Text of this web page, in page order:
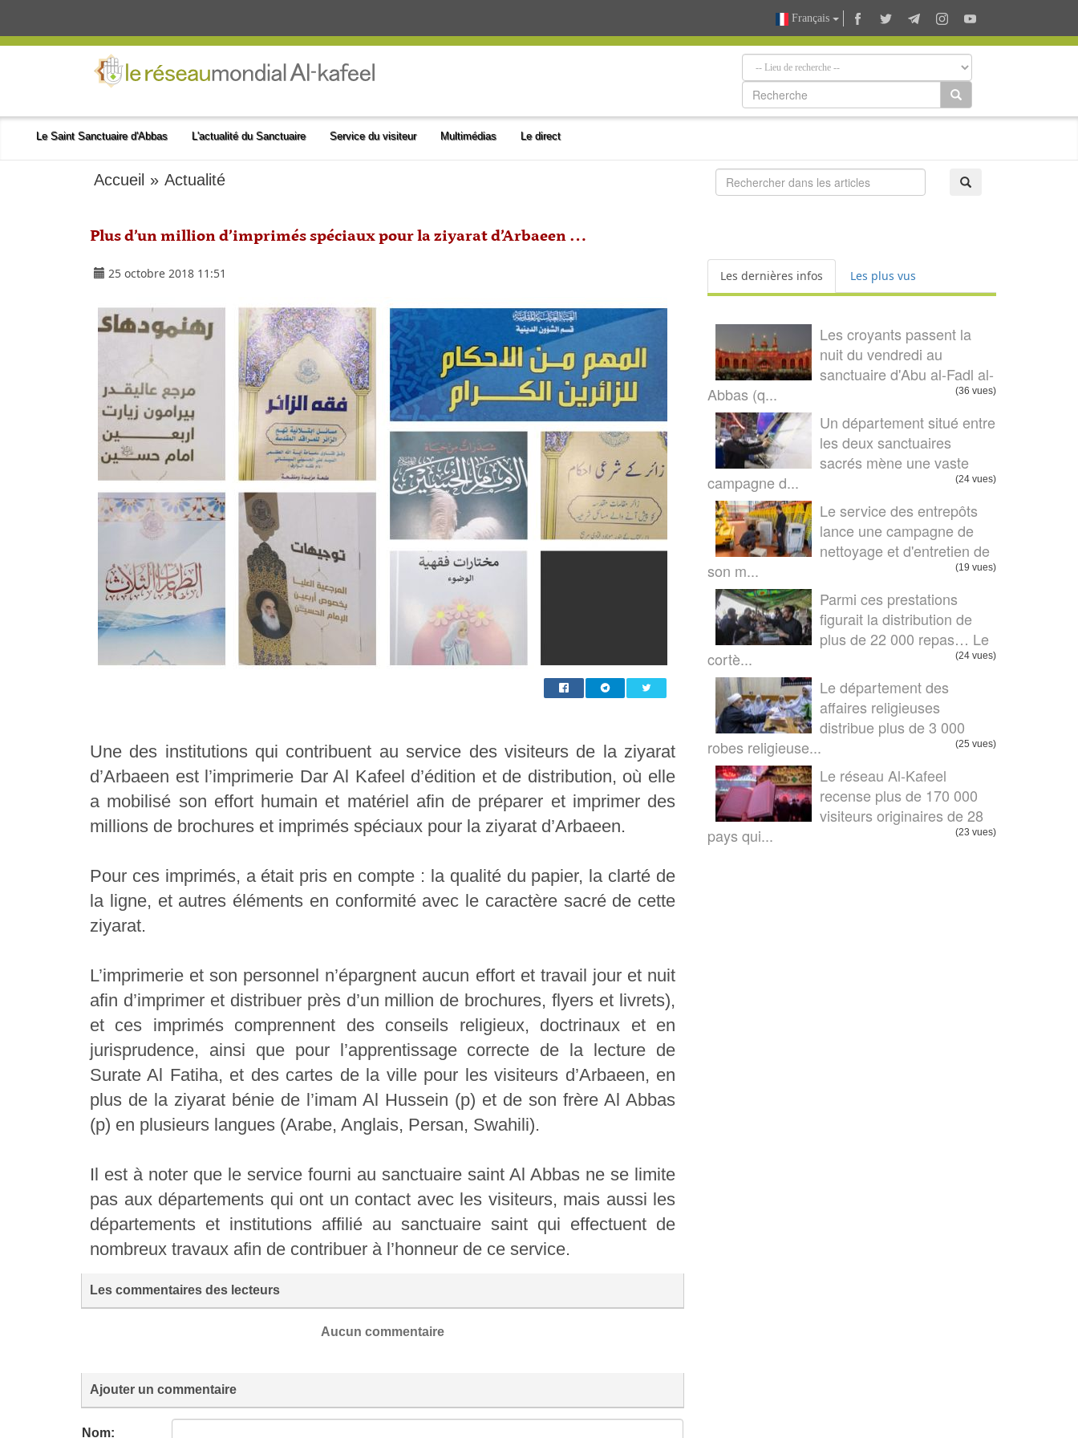
Français
Le Saint Sanctuaire d'Abbas L'actualité du Sanctuaire Service du visiteur Multimédias Le direct
Accueil »Actualité
Plus d’un million d’imprimés spéciaux pour la ziyarat d’Arbaeen …
25 octobre 2018 11:51
Une des institutions qui contribuent au service des visiteurs de la ziyarat
d’Arbaeen est l’imprimerie Dar Al Kafeel d’édition et de distribution, où elle
a mobilisé son effort humain et matériel afin de préparer et imprimer des
millions de brochures et imprimés spéciaux pour la ziyarat d’Arbaeen.
Pour ces imprimés, a était pris en compte : la qualité du papier, la clarté de
la ligne, et autres éléments en conformité avec le caractère sacré de cette
ziyarat.
L’imprimerie et son personnel n’épargnent aucun effort et travail jour et nuit
afin d’imprimer et distribuer près d’un million de brochures, flyers et livrets),
et ces imprimés comprennent des conseils religieux, doctrinaux et en
jurisprudence, ainsi que pour l’apprentissage correcte de la lecture de
Surate Al Fatiha, et des cartes de la ville pour les visiteurs d’Arbaeen, en
plus de la ziyarat bénie de l’imam Al Hussein (p) et de son frère Al Abbas
(p) en plusieurs langues (Arabe, Anglais, Persan, Swahili).
Il est à noter que le service fourni au sanctuaire saint Al Abbas ne se limite
pas aux départements qui ont un contact avec les visiteurs, mais aussi les
départements et institutions affilié au sanctuaire saint qui effectuent de
nombreux travaux afin de contribuer à l’honneur de ce service.
Les commentaires des lecteurs
Aucun commentaire
Ajouter un commentaire
Nom:
Les dernières infos Les plus vus
Les croyants passent la
nuit du vendredi au
sanctuaire d'Abu al-Fadl al-
Abbas (q...
(36 vues)
Un département situé entre
les deux sanctuaires
sacrés mène une vaste
campagne d...
(24 vues)
Le service des entrepôts
lance une campagne de
nettoyage et d'entretien de
son m...
(19 vues)
Parmi ces prestations
figurait la distribution de
plus de 22 000 repas… Le
cortè...
(24 vues)
Le département des
affaires religieuses
distribue plus de 3 000
robes religieuse...
(25 vues)
Le réseau Al-Kafeel
recense plus de 170 000
visiteurs originaires de 28
pays qui...
(23 vues)